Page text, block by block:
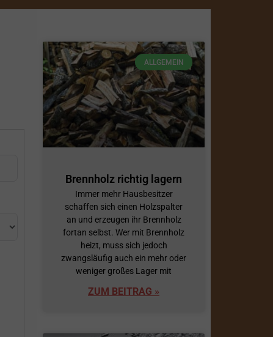
ALLGEMEIN
Brennholz richtig lagern
Immer mehr Hausbesitzer
schaffen sich einen Holzspalter
an und erzeugen ihr Brennholz
fortan selbst. Wer mit Brennholz
heizt, muss sich jedoch
zwangsläufig auch ein mehr oder
weniger großes Lager mit
ZUM BEITRAG »